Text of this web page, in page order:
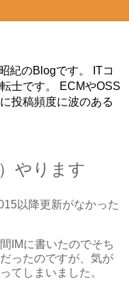
紀のBlogです。 ITコ
士です。 ECMやOSS
投稿頻度に波のある
やります
以降更新がなかった
IMに書いたのでそち
ったのですが、気が
てしまいました。